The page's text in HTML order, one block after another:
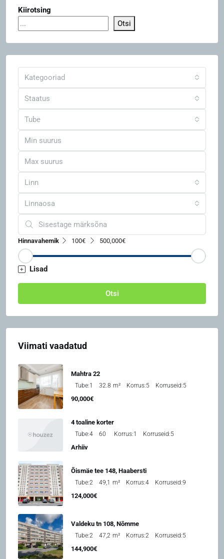
Kiirotsing
Otsi
Kategooriad
Staatus
Tube
Linn
Linnaosa
Hinnavahemik 100€ 500,000€
Lisad
Otsi
Viimati vaadatud
Mahtra 22
Tube:1 32.8 m² Korrus:5 Korruseid:5
90,000€
4 toaline korter
Tube:4 60 Korrus:1 Korruseid:5
Arhiiv
Õismäe tee 148, Haabersti
Tube:2 49,1 m² Korrus:4 Korruseid:9
124,000€
Valdeku tn 108, Nõmme
Tube:2 47,2 m² Korrus:2 Korruseid:5
144,900€